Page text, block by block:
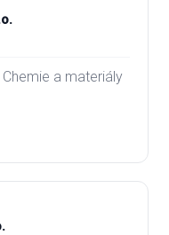
a materiály